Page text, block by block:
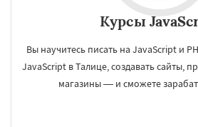
регионам
Туринск
Курсы
Вы научитесь писать на JavaScript и
JavaScript в Талице, создавать сайты,
магазины — и сможете